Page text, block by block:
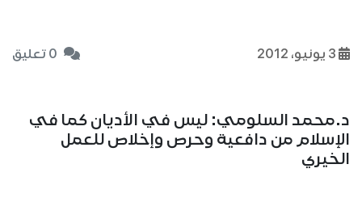
0 تعليق
د.محمد السلومي: ليس في الأديان كما في
الإسلام من دافعية وحرص وإخلاص للعمل
الخيري